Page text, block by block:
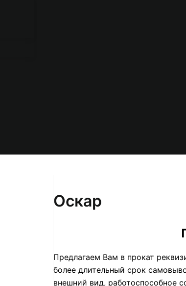
Оскар
Предлагаем Вам в прокат
более длительный срок
внешний вид, работоспособное